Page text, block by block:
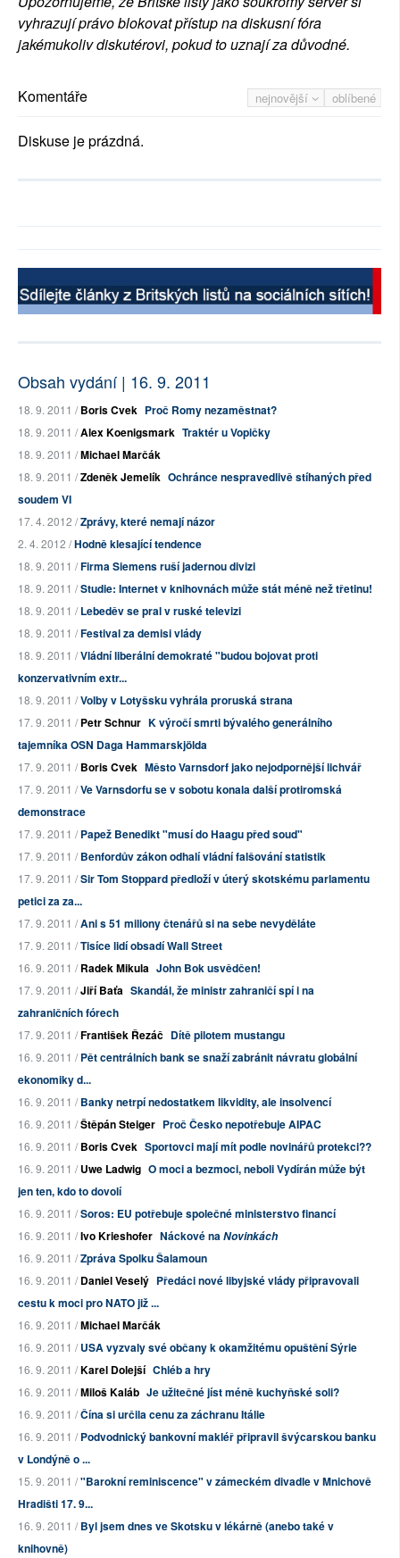
vyhrazují právo blokovat přístup na diskusní fóra
jakémukoliv diskutérovi, pokud to uznají za důvodné.
nejnovější oblíbené
Komentáře
Diskuse je prázdná.
Obsah vydání | 16. 9. 2011
18. 9. 2011 /Boris Cvek Proč Romy nezaměstnat?
18. 9. 2011 /Alex Koenigsmark Traktér u Vopičky
18. 9. 2011 /Michael Marčák
18. 9. 2011 /Zdeněk Jemelík Ochránce nespravedlivě stíhaných před
soudem VI
17. 4. 2012 /Zprávy, které nemají názor
2. 4. 2012 /Hodně klesající tendence
18. 9. 2011 /Firma Siemens ruší jadernou divizi
18. 9. 2011 /Studie: Internet v knihovnách může stát méně než třetinu!
18. 9. 2011 /Lebeděv se pral v ruské televizi
18. 9. 2011 /Festival za demisi vlády
18. 9. 2011 /Vládní liberální demokraté "budou bojovat proti
konzervativním extr...
18. 9. 2011 /Volby v Lotyšsku vyhrála proruská strana
17. 9. 2011 /Petr Schnur K výročí smrti bývalého generálního
tajemníka OSN Daga Hammarskjölda
17. 9. 2011 /Boris Cvek Město Varnsdorf jako nejodpornější lichvář
17. 9. 2011 /Ve Varnsdorfu se v sobotu konala další protiromská
demonstrace
17. 9. 2011 /Papež Benedikt "musí do Haagu před soud"
17. 9. 2011 /Benfordův zákon odhalí vládní falšování statistik
17. 9. 2011 /Sir Tom Stoppard předloží v úterý skotskému parlamentu
petici za za...
17. 9. 2011 /Ani s 51 miliony čtenářů si na sebe nevyděláte
17. 9. 2011 /Tisíce lidí obsadí Wall Street
16. 9. 2011 /Radek Mikula John Bok usvědčen!
17. 9. 2011 /Jiří Baťa Skandál, že ministr zahraničí spí i na
zahraničních fórech
17. 9. 2011 /František Řezáč Dítě pilotem mustangu
16. 9. 2011 /Pět centrálních bank se snaží zabránit návratu globální
ekonomiky d...
16. 9. 2011 /Banky netrpí nedostatkem likvidity, ale insolvencí
16. 9. 2011 /Štěpán Steiger Proč Česko nepotřebuje AIPAC
16. 9. 2011 /Boris Cvek Sportovci mají mít podle novinářů protekci??
16. 9. 2011 /Uwe Ladwig O moci a bezmoci, neboli Vydírán může být
jen ten, kdo to dovolí
16. 9. 2011 /Soros: EU potřebuje společné ministerstvo financí
16. 9. 2011 /Ivo Krieshofer Náckové naNovinkách
16. 9. 2011 /Zpráva Spolku Šalamoun
16. 9. 2011 /Daniel Veselý Předáci nové libyjské vlády připravovali
cestu k moci pro NATO již ...
16. 9. 2011 /Michael Marčák
16. 9. 2011 /USA vyzvaly své občany k okamžitému opuštění Sýrie
16. 9. 2011 /Karel Dolejší Chléb a hry
16. 9. 2011 /Miloš Kaláb Je užitečné jíst méně kuchyňské soli?
16. 9. 2011 /Čína si určila cenu za záchranu Itálie
16. 9. 2011 /Podvodnický bankovní makléř připravil švýcarskou banku
v Londýně o ...
15. 9. 2011 /"Barokní reminiscence" v zámeckém divadle v Mnichově
Hradišti 17. 9...
16. 9. 2011 /Byl jsem dnes ve Skotsku v lékárně (anebo také v
knihovně)